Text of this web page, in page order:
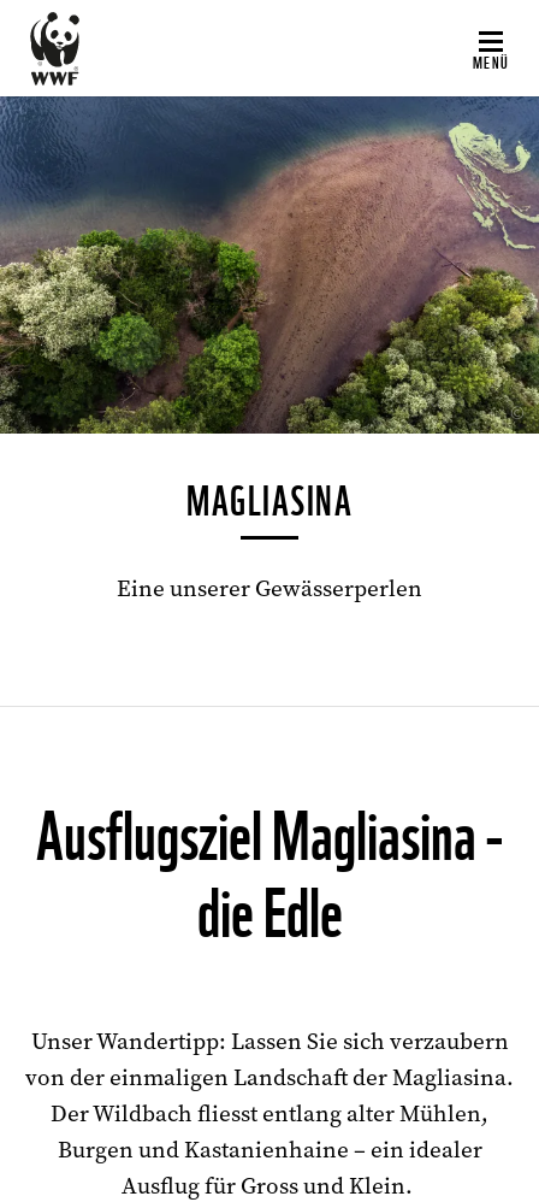
Direkt
zum
Inhalt
MENÜ
©
MAGLIASINA
Eine unserer Gewässerperlen
Ausflugsziel Magliasina -
die Edle
Unser Wandertipp: Lassen Sie sich verzaubern
von der einmaligen Landschaft der Magliasina.
Der Wildbach fliesst entlang alter Mühlen,
Burgen undKastanienhaine – ein idealer
Ausflugfür Gross und Klein.